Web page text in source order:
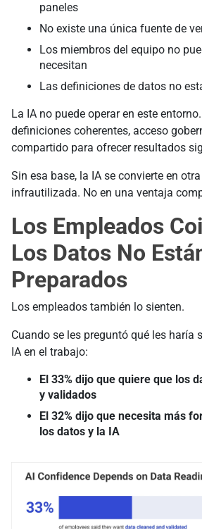
paneles
No existe una única fuente de
Los miembros del equipo no
necesitan
Las definiciones de datos no
La IA no puede operar en este
definiciones coherentes, acceso
compartido para ofrecer resultados
Sin esa base, la IA se convierte en
infrautilizada. No en una ventaja
Los Empleados
Los Datos No
Preparados
Los empleados también lo sienten.
Cuando se les preguntó qué les haría
IA en el trabajo:
El 33% dijo que quiere que los
y validados
El 32% dijo que necesita más
los datos y la IA